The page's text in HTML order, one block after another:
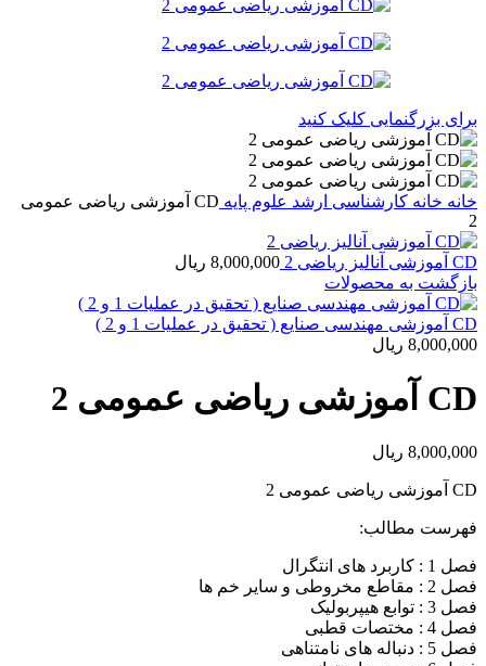
برای بزرگنمایی کلیک کنید
خانه خانه کارشناسی ارشد علوم پایه
CD آموزشی ریاضی عمومی
2
CD آموزشی آنالیز ریاضی 2 8,000,000 ریال
بازگشت به محصولات
CD آموزشی مهندسی صنایع ( تحقیق در عملیات 1 و 2 )
8,000,000 ریال
CD آموزشی ریاضی عمومی 2
8,000,000 ریال
CD آموزشی ریاضی عمومی 2
فهرست مطالب:
فصل 1 : کاربرد های انتگرال
فصل 2 : مقاطع مخروطی و سایر خم ها
فصل 3 : توابع هیپربولیک
فصل 4 : مختصات قطبی
فصل 5 : دنباله های نامتناهی